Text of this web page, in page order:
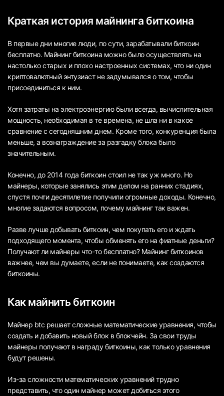
Краткая история майнинга биткоина
В первые дни многие люди, по сути, зарабатывали биткоин
бесплатно. Майнинг биткоина можно было осуществлять на
настолько старых и плохо настроенных системах, что ни один
криптовалютный энтузиаст не задумывался о том, чтобы
присоединиться к ним.
Хотя затраты на электроэнергию были всегда, вычислительная
мощность, необходимая в те времена, не шла ни в какое
сравнение с сегодняшним днем. Кроме того, конкуренция была
меньше, а вознаграждение за разгадку блока было
значительным.
Конечно, до 2014 года биткоин стоил не так уж много. Но
майнеры, которые занялись этим делом на ранних стадиях,
спустя почти десятилетие получили огромные доходы. Конечно,
многие задаются вопросом, почему майнинг так важен.
Разве лучше добывать биткоин, чем покупать его и ждать
подходящего момента, чтобы обменять его на фиатные деньги?
Получают ли майнеры что-то бесплатно? Майнинг биткоинов
важнее, чем вы думаете, если не понимаете, как создаются
биткоины.
Как майнить биткоин
Майнер btc решает сложные математические уравнения, чтобы
создать и добавить новый блок в блокчейн. За свои труды
майнеры получают в награду биткоины, как только уравнения
будут решены.
Из-за сложности математических уравнений трудно
представить, что один майнер может добиться этого